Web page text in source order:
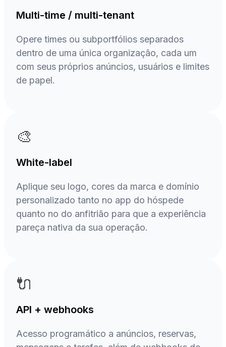
Multi-time / multi-tenant
Opere times ou subportfólios separados
dentro de uma única organização, cada um
com seus próprios anúncios, usuários e limites
de papel.
🎨
White-label
Aplique seu logo, cores da marca e domínio
personalizado tanto no app do hóspede
quanto no do anfitrião para que a experiência
pareça nativa da sua operação.
🔌
API + webhooks
Acesso programático a anúncios, reservas,